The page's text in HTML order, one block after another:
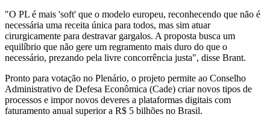
"O PL é mais 'soft' que o modelo europeu, reconhecendo que não é
necessária uma receita única para todos, mas sim atuar
cirurgicamente para destravar gargalos. A proposta busca um
equilíbrio que não gere um regramento mais duro do que o
necessário, prezando pela livre concorrência justa", disse Brant.
Pronto para votação no Plenário, o projeto permite ao Conselho
Administrativo de Defesa Econômica (Cade) criar novos tipos de
processos e impor novos deveres a plataformas digitais com
faturamento anual superior a R$ 5 bilhões no Brasil.